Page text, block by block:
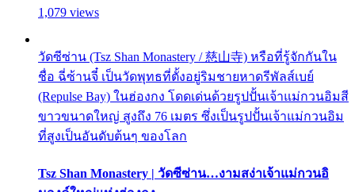
1,079 views
วัดซีซ่าน (Tsz Shan Monastery / 慈山寺) หรือที่รู้จักกันใน
ชื่อ ฉี่ซ้านจี๋ เป็นวัดพุทธที่ตั้งอยู่ริมชายหาดรีพัลส์เบย์
(Repulse Bay) ในฮ่องกง โดดเด่นด้วยรูปปั้นเจ้าแม่กวนอิมสี
ขาวขนาดใหญ่ สูงถึง 76 เมตร ซึ่งเป็นรูปปั้นเจ้าแม่กวนอิม
ที่สูงเป็นอันดับต้นๆ ของโลก
Tsz Shan Monastery | วัดซีซ่าน…งามสง่าเจ้าแม่กวนอิ